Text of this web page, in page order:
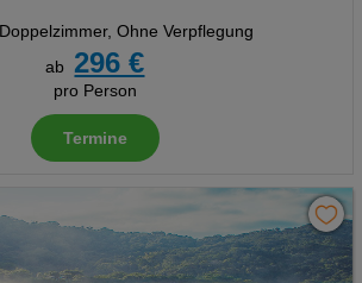
Doppelzimmer, Ohne Verpflegung
ab
296 €
pro Person
Termine